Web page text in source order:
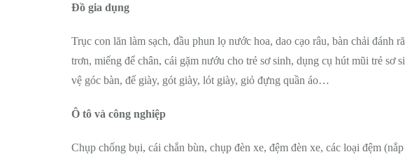
Đồ gia dụng
Trục con lăn làm sạch, đầu phun lọ nước hoa, dao cạo râu, bàn chải đánh
trơn, miếng để chân, cái gặm nướu cho trẻ sơ sinh, dụng cụ hút mũi trẻ sơ
vệ góc bàn, đế giày, gót giày, lót giày, giỏ đựng quần áo…
Ô tô và công nghiệp
Chụp chống bụi, cái chắn bùn, chụp đèn xe, đệm đèn xe, các loại đệm